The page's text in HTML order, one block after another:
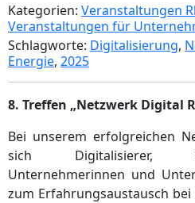
Kategorien: Veranstaltungen
Veranstaltungen für
Schlagworte: Digitalisierung,
Energie, 2025
8. Treffen „Netzwerk Digital
Bei unserem erfolgreichen
sich Digitalisierer,
Unternehmerinnen und
zum Erfahrungsaustausch bei